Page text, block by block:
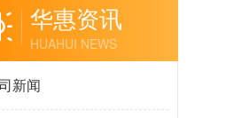
华惠资讯
HUAHUI NEWS
新闻